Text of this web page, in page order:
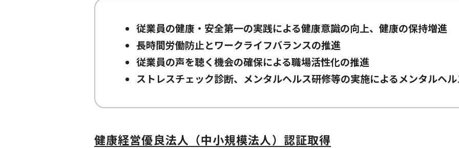
従業員の健康・安全第一の実践による健康意識の向上、健康の保持増進
長時間労働防止とワークライフバランスの推進
従業員の声を聴く機会の確保による職場活性化の推進
ストレスチェック診断、メンタルヘルス研修等の実施によるメンタルヘ
健康経営優良法人（中小規模法人）認証取得